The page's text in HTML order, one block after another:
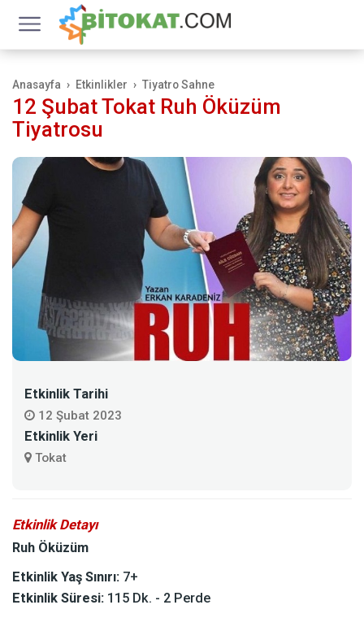
Anasayfa Etkinlikler Tiyatro Sahne
12 Şubat Tokat Ruh Öküzüm
Tiyatrosu
Etkinlik Tarihi
12 Şubat 2023
Etkinlik Yeri
Tokat
Etkinlik Detayı
Ruh Öküzüm
Etkinlik Yaş Sınırı: 7+
Etkinlik Süresi: 115 Dk. - 2 Perde